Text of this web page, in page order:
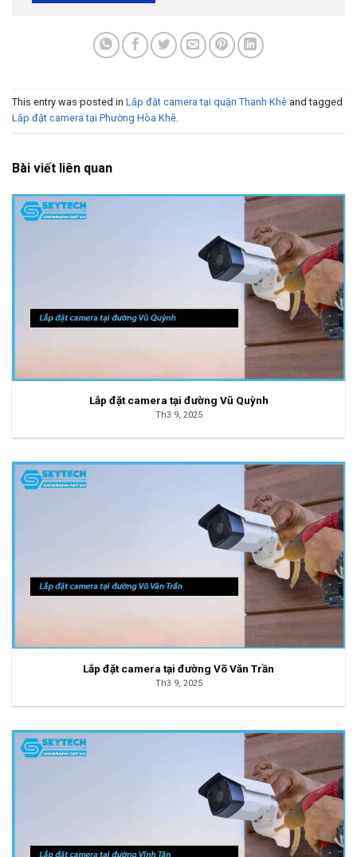
This entry was posted in Lắp đặt camera tại quận Thanh Khê and tagged
Lắp đặt camera tại Phường Hòa Khê
Bài viết liên quan
Lắp đặt camera tại đường Vũ Quỳnh
Th3 9, 2025
Lắp đặt camera tại đường Võ Văn Trần
Th3 9, 2025